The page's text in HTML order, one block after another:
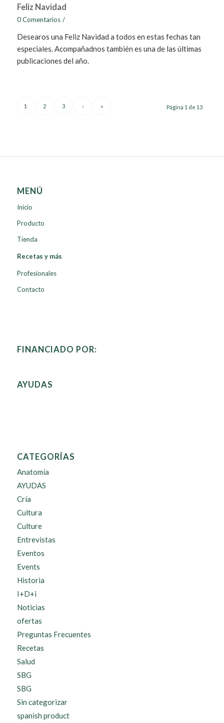
Feliz Navidad
0 Comentarios /
Desearos una Feliz Navidad a todos en estas fechas tan
especiales. Acompañadnos también es una de las últimas
publicaciones del año.
Página 1 de 13
1 2 3 › »
MENÚ
Inicio
Producto
Tienda
Recetas y más
Profesionales
Contacto
FINANCIADO POR:
AYUDAS
CATEGORÍAS
Anatomía
AYUDAS
Cría
Cultura
Culture
Entrevistas
Eventos
Events
Historia
I+D+i
Noticias
ofertas
Preguntas Frecuentes
Recetas
Salud
SBG
SBG
Sin categorizar
spanish product